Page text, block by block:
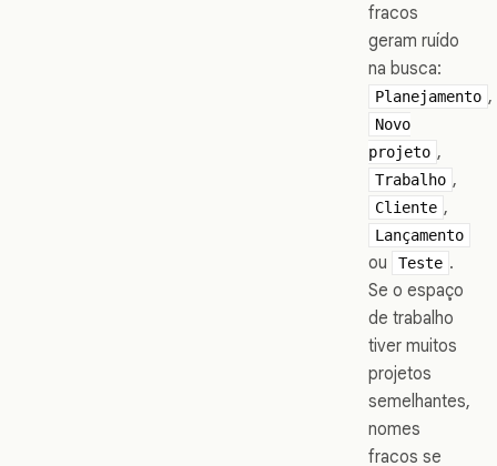
fracos
geram ruído
na busca:
Planejamento ,
Novo
projeto ,
Trabalho ,
Cliente ,
Lançamento
ou Teste .
Se o espaço
de trabalho
tiver muitos
projetos
semelhantes,
nomes
fracos se